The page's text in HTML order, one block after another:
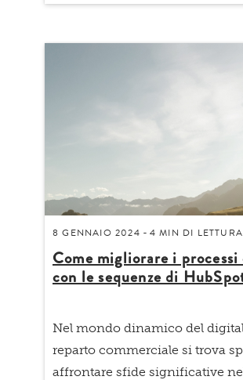
8 GENNAIO 2024 - 4 MIN DI LETTURA
Come migliorare i
con le sequenze di
Nel mondo dinamico del
reparto commerciale si trova
affrontare sfide significative